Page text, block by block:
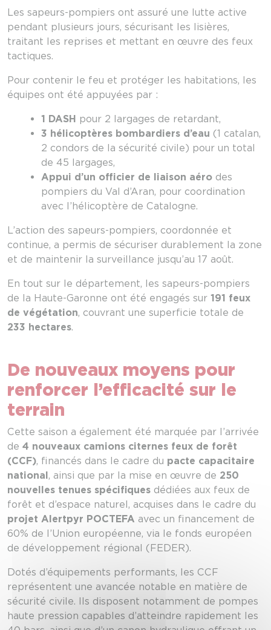
Les sapeurs-pompiers ont assuré une lutte active
pendant plusieurs jours, sécurisant les lisières,
traitant les reprises et mettant en œuvre des feux
tactiques.
Pour contenir le feu et protéger les habitations, les
équipes ont été appuyées par :
1 DASH pour 2 largages de retardant,
3 hélicoptères bombardiers d’eau (1 catalan,
2 condors de la sécurité civile) pour un total
de 45 largages,
Appui d’un officier de liaison aéro des
pompiers du Val d’Aran, pour coordination
avec l’hélicoptère de Catalogne.
L’action des sapeurs-pompiers, coordonnée et
continue, a permis de sécuriser durablement la zone
et de maintenir la surveillance jusqu’au 17 août.
En tout sur le département, les sapeurs-pompiers
de la Haute-Garonne ont été engagés sur 191 feux
de végétation, couvrant une superficie totale de
233 hectares.
De nouveaux moyens pour
renforcer l’efficacité sur le
terrain
Cette saison a également été marquée par l’arrivée
de 4 nouveaux camions citernes feux de forêt
(CCF), financés dans le cadre du pacte capacitaire
national, ainsi que par la mise en œuvre de 250
nouvelles tenues spécifiques dédiées aux feux de
forêt et d’espace naturel, acquises dans le cadre du
projet Alertpyr POCTEFA avec un financement de
60% de l’Union européenne, via le fonds européen
de développement régional (FEDER).
Dotés d’équipements performants, les CCF
représentent une avancée notable en matière de
sécurité civile. Ils disposent notamment de pompes
haute pression capables d’atteindre rapidement les